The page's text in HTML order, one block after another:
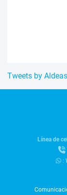
Tweets by
Línea de
: